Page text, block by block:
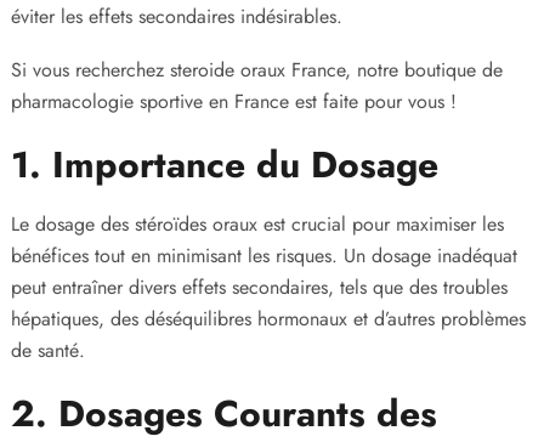
éviter les effets secondaires indésirables.
Si vous recherchez steroide oraux France, notre boutique de
pharmacologie sportive en France est faite pour vous !
1. Importance du Dosage
Le dosage des stéroïdes oraux est crucial pour maximiser les
bénéfices tout en minimisant les risques. Un dosage inadéquat
peut entraîner divers effets secondaires, tels que des troubles
hépatiques, des déséquilibres hormonaux et d’autres problèmes
de santé.
2. Dosages Courants des